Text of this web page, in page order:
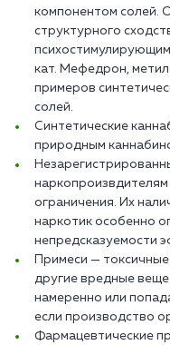
компонентом солей.
структурного
кат. Мефедрон,
примеров
солей.
Синтетические
природным
ограничения. Их
наркотик особенно
непредсказуемости
Примеси —
другие вредные
намеренно или
если производство
Фармацевтические